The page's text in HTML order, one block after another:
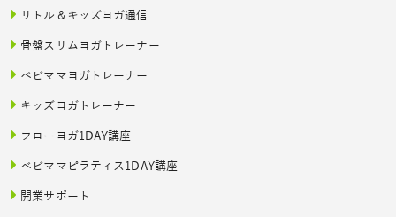
リトル＆キッズヨガ通信
骨盤スリムヨガトレーナー
ベビママヨガトレーナー
キッズヨガトレーナー
フローヨガ1DAY講座
ベビママピラティス1DAY講座
開業サポート